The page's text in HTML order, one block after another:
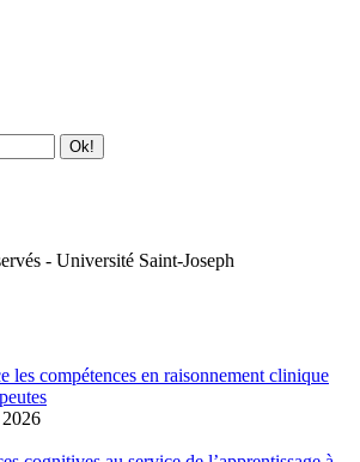
- Université Saint-Joseph
les compétences en raisonnement clinique